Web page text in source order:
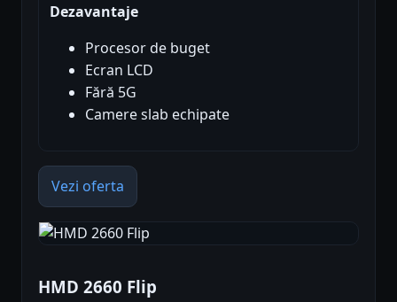
Dezavantaje
Procesor de buget
Ecran LCD
Fără 5G
Camere slab echipate
Vezi oferta
HMD 2660 Flip